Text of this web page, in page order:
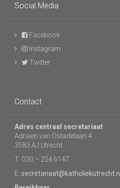
Social Media
Facebook
Instagram
Twitter
Contact
Adres centraal secretariaat
Adriaen van Ostadelaan 4
3583 AJ Utrecht
T: 030 – 254 6147
E: secretariaat@katholiekutrecht.nl